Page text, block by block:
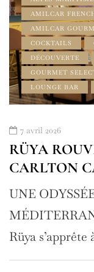
AMILCAR
AMILCAR
COCKTAILS
DÉCOUVERTE
GOURMET
LOUNGE BAR
7 avril 2026
RÜYA
CARLTON
UNE
Rüya